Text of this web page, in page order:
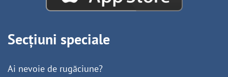
Secțiuni speciale
Ai nevoie de rugăciune?